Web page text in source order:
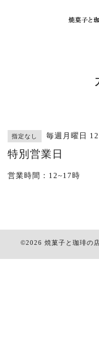
指定なし 毎週月曜日
特別営業日
営業時間：12~17時
©2026 焼菓子と珈琲の